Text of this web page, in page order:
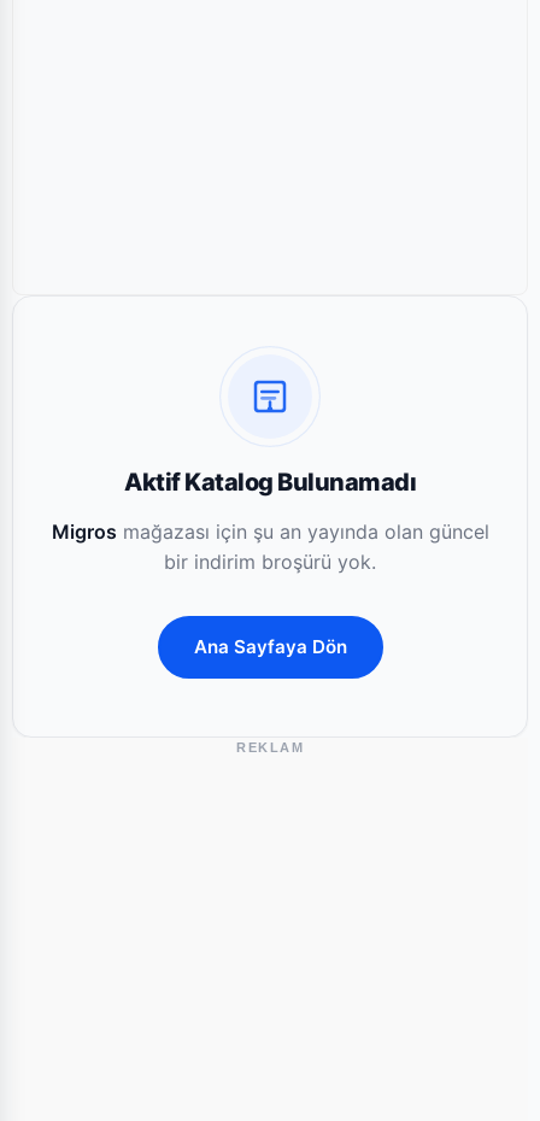
Aktif Katalog Bulunamadı
Migros mağazası için şu an yayında olan güncel
bir indirim broşürü yok.
Ana Sayfaya Dön
REKLAM